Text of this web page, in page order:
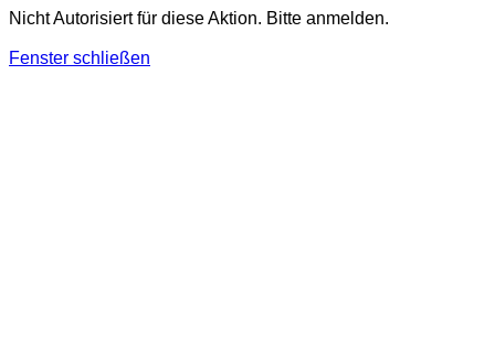
Nicht Autorisiert für diese Aktion. Bitte anmelden.
Fenster schließen